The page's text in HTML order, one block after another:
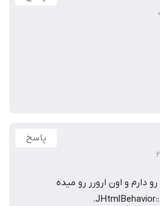
پاسخ
دارم و اون ارورر رو میده